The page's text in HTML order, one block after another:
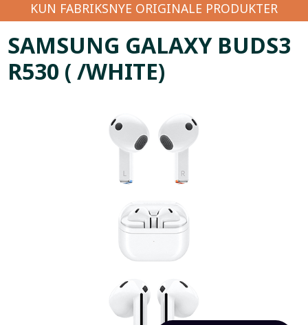
KUN FABRIKSNYE ORIGINALE PRODUKTER
SAMSUNG GALAXY BUDS3
R530 ( /WHITE)